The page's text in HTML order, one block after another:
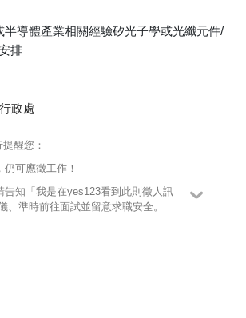
半導體產業相關經驗矽光子學或光纖元件/
排
政處
醒您：
可應徵工作！
告知「我是在yes123看到此則徵人訊
、準時前往面試並留意求職安全。